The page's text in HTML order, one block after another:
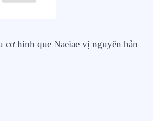
cơ hình que Naeiae vị nguyên bản